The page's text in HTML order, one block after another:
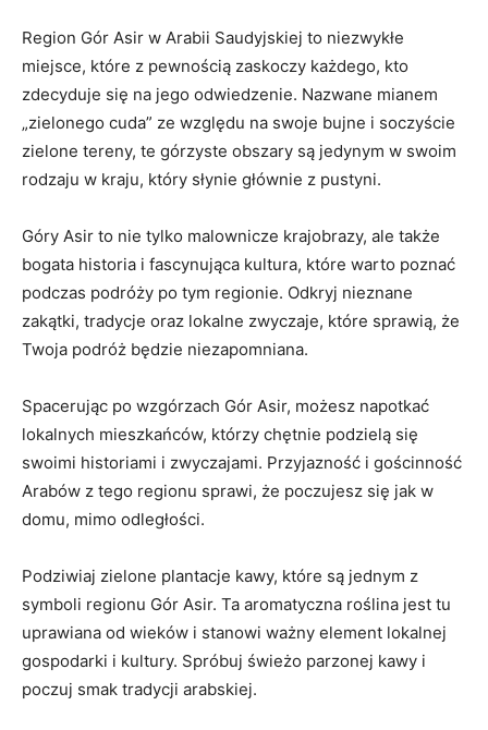
Region‍ Gór Asir w ⁣Arabii Saudyjskiej ​to ‍niezwykłe
⁣miejsce, ⁢które z pewnością​ zaskoczy każdego, kto⁢
zdecyduje się ⁣na jego odwiedzenie. Nazwane‌ mianem
„zielonego cuda” ⁢ze względu na swoje bujne i soczyście
zielone tereny, te górzyste obszary są jedynym w swoim
rodzaju w kraju, ‍który słynie głównie z pustyni.
Góry Asir to nie ⁤tylko malownicze krajobrazy, ale także
bogata historia i fascynująca kultura, które ⁢warto poznać
podczas podróży po tym regionie. Odkryj nieznane ​
zakątki, tradycje oraz​ lokalne ⁢zwyczaje,⁢ które sprawią, że
Twoja podróż będzie‍ niezapomniana.
Spacerując po wzgórzach Gór Asir, możesz napotkać
lokalnych mieszkańców, ⁣którzy chętnie podzielą⁣ się
swoimi ​historiami i zwyczajami. Przyjazność i gościnność
Arabów z ‍tego regionu sprawi, że ⁤poczujesz się ‌jak w
domu, mimo odległości.
Podziwiaj zielone plantacje kawy, które są jednym z
symboli regionu Gór Asir. Ta aromatyczna roślina jest ⁤tu
⁣uprawiana od wieków i stanowi ważny element lokalnej
gospodarki i ⁤kultury. Spróbuj​ świeżo parzonej kawy i
poczuj smak tradycji arabskiej.